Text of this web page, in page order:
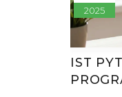
2025
IST